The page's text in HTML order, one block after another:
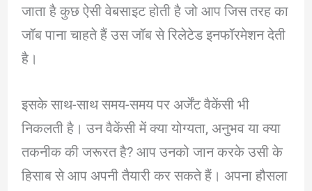
जाता है कुछ ऐसी वेबसाइट होती है जो आप जिस तरह का
जॉब पाना चाहते हैं उस जॉब से रिलेटेड इनफॉरमेशन देती
है।
इसके साथ-साथ समय-समय पर अर्जेंट वैकेंसी भी
निकलती है। उन वैकेंसी में क्या योग्यता, अनुभव या क्या
तकनीक की जरूरत है? आप उनको जान करके उसी के
हिसाब से आप अपनी तैयारी कर सकते हैं। अपना हौसला